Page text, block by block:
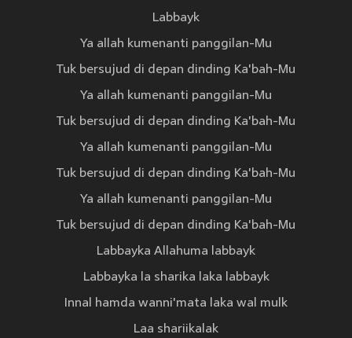
Labbayk
Ya allah kumenanti panggilan-Mu
Tuk bersujud di depan dinding Ka'bah-Mu
Ya allah kumenanti panggilan-Mu
Tuk bersujud di depan dinding Ka'bah-Mu
Ya allah kumenanti panggilan-Mu
Tuk bersujud di depan dinding Ka'bah-Mu
Ya allah kumenanti panggilan-Mu
Tuk bersujud di depan dinding Ka'bah-Mu
Labbayka Allahuma labbayk
Labbayka la sharika laka labbayk
Innal hamda wanni'mata laka wal mulk
Laa shariikalak